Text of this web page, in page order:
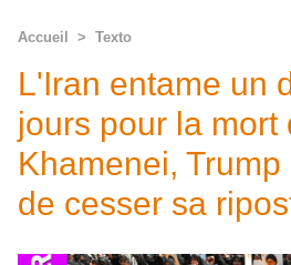
Accueil > Texto
L'Iran entame un
jours pour la mort
Khamenei,
de cesser sa